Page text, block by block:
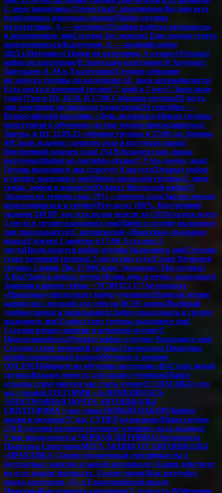
С днем защитника Отечества!С праздником!Ко дню всех
влюбленных парочкам скидки!Набор группы
по категории, А — мотоцикл!График работы автошколы
в праздничные дниСегодня 2ое занятие! Еще можно успеть
присоединиться!Категория, А — крайний набор
2025 г.Мотоцикл! Набор по категории, А открыт!Открыт
набор на категорию D.Запускаем категорию В Автомат!
Запускаем А, М и Д категории!Сегодня собрание
по запуску группы по категории АС днем автомобилиста!
Есть места в вечерней группе! 7 дней и 7 мест! Лови свою
удачу!Уже в Пт, 10.10. В 17:00 Собрание группы!В честь
дня рождения автошколы розыгрыш!24 сентября —
Всероссийский праздник «День автошкол»Новые группы
приступили к обучению, но еще можно присоединиться!
Завтра, в Пт, 12.09.25 собрание группы в 17:00, на Ленина,
49Сдали экзамен с первого раза и получили права!
Внутренний экзамен сдан! 254 ВЭкзамен сдан, права
получены!Набор на сентябрь открыт! Утро, вечер, день!
Группа выходного дня стартует 9 августа!Открыт набор
в группу выходного дня!Набор июльской группы.С днем
семьи, любви и верности!Открыт Июльский набор!!!
Экзамен по теории сдан, 70% с первого раза!Завтра можно
присоединиться к группе!Результат 100%. Внутренний
экзамен 249 ВУ вас есть целая неделя до Сб!Осталось всего
3 места в группе выходного дня!Набор в группу выходного
дня продолжается!С автошколой «Практика» реальные
права!Сегодня 1 занятие в 17:00. Есть еще 2
местаПродолжается набор группы Выходного дня!Сегодня
старт вечерней группы! 2 места еще есть!Старт Вечерней
группы 2 июня, Пн, 17:00Скоро Экзамены! Мы готовы!
А Вы?Запуск новых групп (будни день и вечер, выходные)!
Запишись прямо сейчас +79 789 873 177Автошкола
«Практика» продолжает набор учеников!Проведи летние
каникулы с пользой для себя на ВСЮ жизнь!Выбирай
удобное время и записывайся!Добро пожаловать в группу
выходного дня!Скоро старт группы выходного дня!
Сегодня второе занятие в вечерней группе!!!
Присоединяйтесь!Открыт набор в группу Выходного дня!
Сегодня старт вечерней группы!Автошкола Практика
профессиональный подходОбучение в режиме
ONLINEНабираем на обучение категории «B»Старт новой
группыВажная новость для наших учеников!Ваши
отзывы стимулируют нас стать лучше!!! СПАСИБО, что
вы с намиКАТЕГОРИЯ «А»ИЗМЕНИЛАСЬ
ЭЛЕКТРОННАЯ ПОЧТА АВТОШКОЛЫ
ЕВПАТОРИЯА у нас снова НОВЫЙ НАБОР!Любите
акции и подарки?У нас СУПЕР розыгрыш!Наша группа
170 В сегодня полным составом успешно сдала экзамен!
У нас продолжается ЧЁРНАЯ ПЯТНИЦА!Автошкола
Практика ЕвпаторияМЕГА АКЦИЯ ОТ АВТОШКОЛЫ
«ПРАКТИКА! Дарим подарочный сертификат на 2
бесплатных занятия в нашей автошколе! Акция действует
во всех наших филиалах. Скорее звони!Как получить
права категории «Д» в Евпаторийской школе
ПрактикаКак открыть категорию C если есть BОбучение